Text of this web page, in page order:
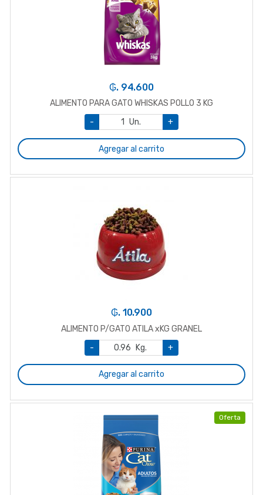
₲. 94.600
ALIMENTO PARA GATO WHISKAS POLLO 3 KG
-
Un. +
Agregar al carrito
₲. 10.900
ALIMENTO P/GATO ATILA xKG GRANEL
-
Kg. +
Agregar al carrito
Oferta